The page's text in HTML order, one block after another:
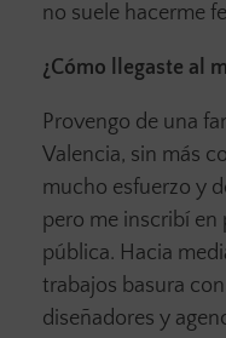
no suele hacerme
¿Cómo llegaste al
Provengo de una
Valencia, sin más
mucho esfuerzo y
pero me inscribí
pública. Hacia
trabajos basura
diseñadores y